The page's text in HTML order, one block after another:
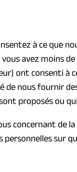
à ce que
avez moins de
ont consenti à
de nous fournir
proposés ou
concernant de
sur